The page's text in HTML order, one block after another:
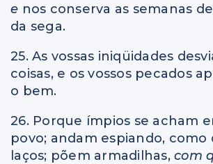
e nos conserva as semanas
da sega.
25. As vossas iniqüidades
coisas, e os vossos pecados
o bem.
26. Porque ímpios se acham
povo; andam espiando, como
laços; põem armadilhas, com